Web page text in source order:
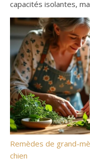
capacités isolantes,
Remèdes de grand-
chien